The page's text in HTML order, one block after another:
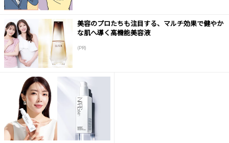
美容のプロたちも注目する、マルチ効果で健やか
な肌へ導く高機能美容液
(PR)